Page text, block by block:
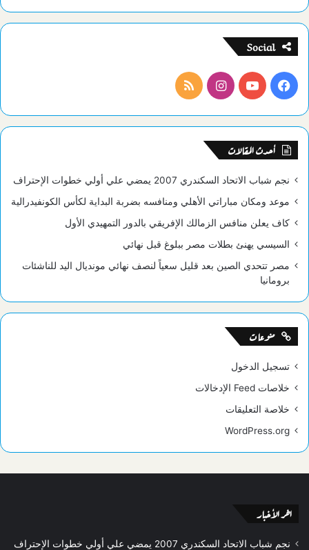
Social
فيسبوكيوتيوبانستقرامملخص
الموقع
أحدث المقالات
نجم شباب الاتحاد السكندري 2007 يمضي علي أولي خطوات الإحتراف
موعد ومكان مباراتي الأهلي ومنافسه بضربة البداية لكأس الكونفيدرالية
كاف يعلن منافس الزمالك الإفريقي بالدور التمهيدي الأول
السيسي يهنئ بطلات مصر ببلوغ قبل نهائي
مصر تتحدي الصين بعد قليل سعياً لنصف نهائي مونديال اليد للناشئات
برومانيا
منوعات
تسجيل الدخول
خلاصات Feed الإدخالات
خلاصة التعليقات
WordPress.org
اخر الأخبار
نجم شباب الاتحاد السكندري 2007 يمضي علي أولي خطوات الإحتراف